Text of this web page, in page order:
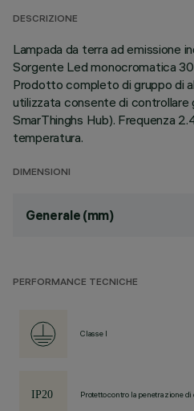
DESCRIZIONE
Lampada da terra ad emissione
Sorgente Led monocromatica
Prodotto completo di gruppo di
utilizzata consente di
SmarThinghs Hub). Frequenza
temperatura.
DIMENSIONI
Generale (mm)
PERFORMANCE TECNICHE
Classe I
Protetto contro la penetrazione